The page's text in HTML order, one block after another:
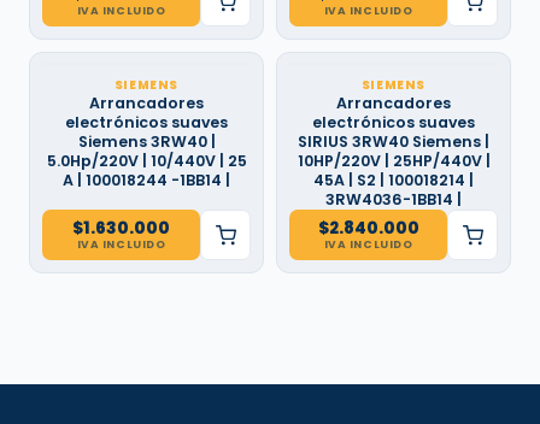
IVA INCLUIDO IVA INCLUIDO
SIEMENS
Arrancadores
electrónicos suaves
Siemens 3RW40 |
5.0Hp/220V | 10/440V | 25
A | 100018244 -1BB14 |
$1.630.000
IVA INCLUIDO
SIEMENS
Arrancadores
electrónicos suaves
SIRIUS 3RW40 Siemens |
10HP/220V | 25HP/440V |
45A | S2 | 100018214 |
3RW4036-1BB14 |
$2.840.000
IVA INCLUIDO